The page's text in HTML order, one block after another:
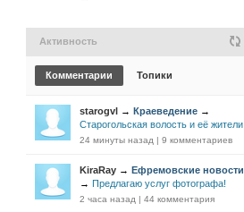
Активность
Комментарии Топики
starogvl → Краеведение →
Старогольская волость и её жители
24 минуты назад | 9 комментариев
KiraRay → Ефремовские новости
→ Предлагаю услуг фотографа!
2 часа назад | 44 комментария